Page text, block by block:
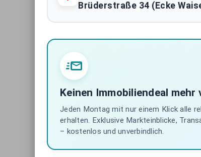
Brüderstraße 34 (Ecke
Keinen Immobiliendeal mehr
Jeden Montag mit nur einem Klick alle
erhalten. Exklusive Markteinblicke,
– kostenlos und unverbindlich.